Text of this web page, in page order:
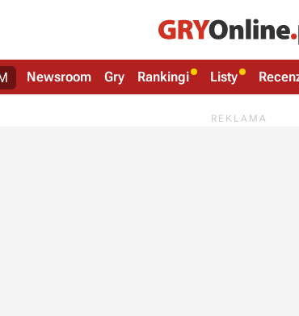
Newsroom Gry Rankingi Listy